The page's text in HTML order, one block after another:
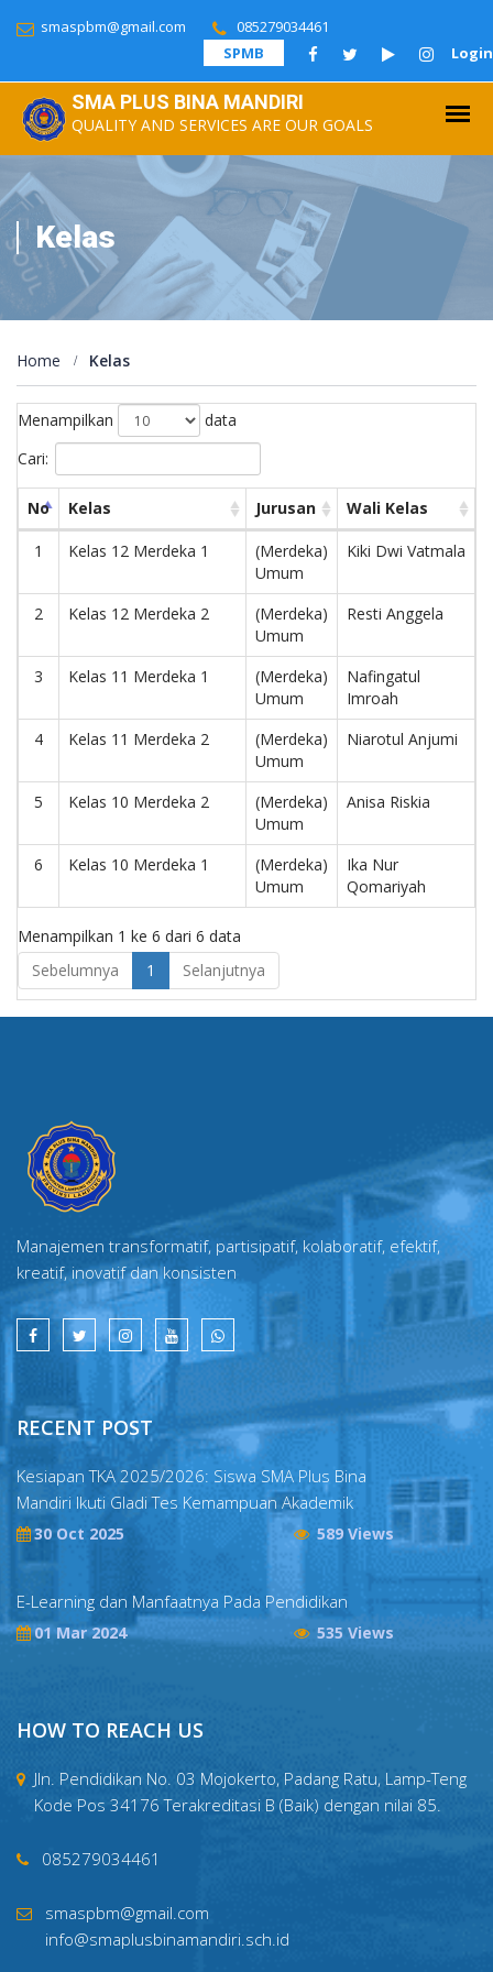
SMA PLUS BINA MANDIRI
QUALITY AND SERVICES ARE OUR GOALS
smaspbm@gmail.com
085279034461
SPMB
Login
Kelas
Home Kelas
Menampilkan
data
Cari:
No Kelas Jurusan Wali Kelas
1 Kelas 12 Merdeka 1
(Merdeka)
Umum
Kiki Dwi Vatmala
2 Kelas 12 Merdeka 2
(Merdeka)
Umum
Resti Anggela
3 Kelas 11 Merdeka 1
(Merdeka)
Umum
Nafingatul
Imroah
4
Kelas 11 Merdeka 2
(Merdeka)
Umum
Niarotul Anjumi
5 Kelas 10 Merdeka 2
(Merdeka)
Umum
Anisa Riskia
6 Kelas 10 Merdeka 1
(Merdeka)
Umum
Ika Nur
Qomariyah
Menampilkan 1 ke 6 dari 6 data
Sebelumnya
1 Selanjutnya
Manajemen transformatif, partisipatif, kolaboratif, efektif,
kreatif, inovatif dan konsisten
RECENT POST
Kesiapan TKA 2025/2026: Siswa SMA Plus Bina
Mandiri Ikuti Gladi Tes Kemampuan Akademik
30 Oct 2025 589 Views
E-Learning dan Manfaatnya Pada Pendidikan
01 Mar 2024 535 Views
HOW TO REACH US
Jln. Pendidikan No. 03 Mojokerto, Padang Ratu, Lamp-Teng
Kode Pos 34176 Terakreditasi B (Baik) dengan nilai 85.
085279034461
smaspbm@gmail.com
info@smaplusbinamandiri.sch.id